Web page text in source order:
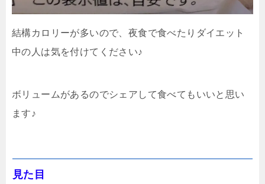
結構カロリーが多いので、夜食で食べたりダイエット
中の人は気を付けてください♪
ボリュームがあるのでシェアして食べてもいいと思い
ます♪
見た目